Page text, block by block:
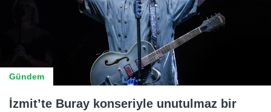
Gündem
İzmit’te Buray konseriyle unutulmaz bir